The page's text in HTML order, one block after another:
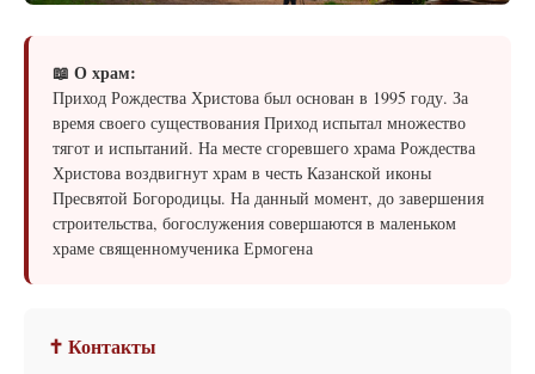
📖 О храм:
Приход Рождества Христова был основан в 1995 году. За
время своего существования Приход испытал множество
тягот и испытаний. На месте сгоревшего храма Рождества
Христова воздвигнут храм в честь Казанской иконы
Пресвятой Богородицы. На данный момент, до завершения
строительства, богослужения совершаются в маленьком
храме священномученика Ермогена
✝ Контакты